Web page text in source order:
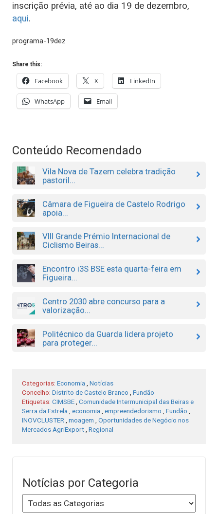
inscrição prévia, até ao dia 19 de dezembro,
aqui.
programa-19dez
Share this:
Facebook X LinkedIn
WhatsApp Email
Conteúdo Recomendado
Vila Nova de Tazem celebra tradição
pastoril...
Câmara de Figueira de Castelo Rodrigo
apoia...
VIII Grande Prémio Internacional de
Ciclismo Beiras...
Encontro i3S BSE esta quarta-feira em
Figueira...
Centro 2030 abre concurso para a
valorização...
Politécnico da Guarda lidera projeto
para proteger...
Categorias: Economia, Notícias
Concelho: Distrito de Castelo Branco , Fundão
Etiquetas: CIMSBE, Comunidade Intermunicipal das Beiras e
Serra da Estrela, economia, empreendedorismo , Fundão ,
INOVCLUSTER, moagem , Oportunidades de Negócio nos
Mercados AgriExport, Regional
Notícias por Categoria